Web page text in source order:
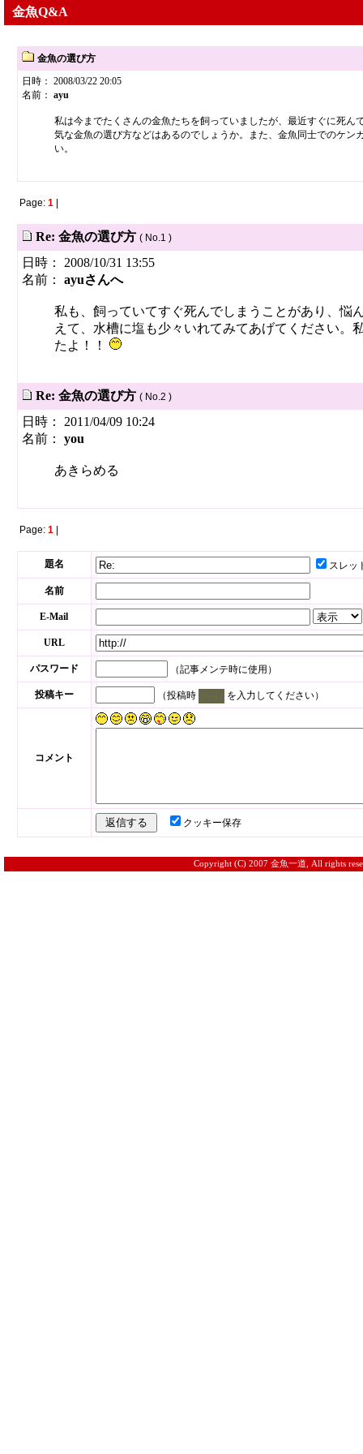
金魚Q&A
金魚の選び方
日時： 2008/03/22 20:05
名前： ayu
私は今までたくさんの金魚たちを飼っていましたが、最近すぐに死ん
気な金魚の選び方などはあるのでしょうか。また、金魚同士でのケン
い。
Page: 1|
Re: 金魚の選び方 ( No.1 )
日時： 2008/10/31 13:55
名前： ayuさんへ
私も、飼っていてすぐ死んでしまうことがあり、悩
えて、水槽に塩も少々いれてみてあげてください。
たよ！！
Re: 金魚の選び方 ( No.2 )
日時： 2011/04/09 10:24
名前： you
あきらめる
Page: 1|
題名 スレッ
名前
E-Mail
URL
パスワード （記事メンテ時に使用）
投稿キー （投稿時 を入力してください）
コメント
クッキー保存
Copyright (C) 2007 金魚一道, All rights